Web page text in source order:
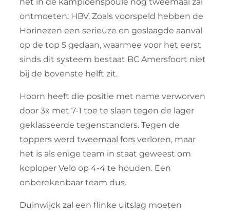
ontmoeten: HBV. Zoals voorspeld hebben de
Horinezen een serieuze en geslaagde aanval
op de top 5 gedaan, waarmee voor het eerst
sinds dit systeem bestaat BC Amersfoort niet
bij de bovenste helft zit.
Hoorn heeft die positie met name verworven
door 3x met 7-1 toe te slaan tegen de lager
geklasseerde tegenstanders. Tegen de
toppers werd tweemaal fors verloren, maar
het is als enige team in staat geweest om
koploper Velo op 4-4 te houden. Een
onberekenbaar team dus.
Duinwijck zal een flinke uitslag moeten